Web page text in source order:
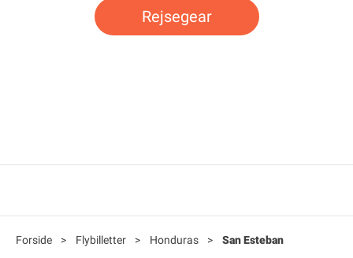
Rejsegear
Forside > Flybilletter > Honduras > San Esteban